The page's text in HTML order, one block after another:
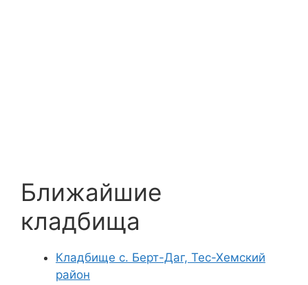
Ближайшие
кладбища
Кладбище с. Берт-Даг, Тес-Хемский
район